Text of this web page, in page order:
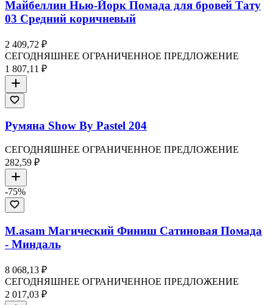
Майбеллин Нью-Йорк Помада для бровей Тату
03 Средний коричневый
2 409,72 ₽
СЕГОДНЯШНЕЕ ОГРАНИЧЕННОЕ ПРЕДЛОЖЕНИЕ
1 807,11 ₽
Румяна Show By Pastel 204
СЕГОДНЯШНЕЕ ОГРАНИЧЕННОЕ ПРЕДЛОЖЕНИЕ
282,59 ₽
-75%
М.asam Магический Финиш Сатиновая Помада
- Миндаль
8 068,13 ₽
СЕГОДНЯШНЕЕ ОГРАНИЧЕННОЕ ПРЕДЛОЖЕНИЕ
2 017,03 ₽